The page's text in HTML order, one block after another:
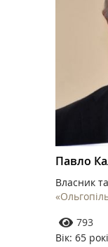
Павло
Власник
793
Вік: 65